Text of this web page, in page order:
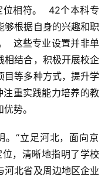
位相符。  42个本科专
够根据自身的兴趣和职
这些专业设置并非单
相结合，积极开展校企
目等多种方式，提升学
重实践能力培养的教
势。
，清晰地指明了学校
河北省及周边地区企业